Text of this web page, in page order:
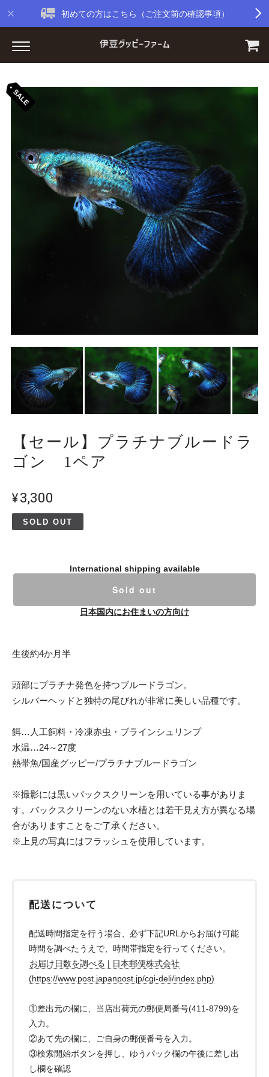
初めての方はこちら（ご注文前の確認事項）
【セール】プラチナブルードラ
ゴン 1ペア
¥3,300
SOLD OUT
International shipping available
Sold out
日本国内にお住まいの方向け
生後約4か月半
頭部にプラチナ発色を持つブルードラゴン。
シルバーヘッドと独特の尾びれが非常に美しい品種です。
餌…人工飼料・冷凍赤虫・ブラインシュリンプ
水温…24～27度
熱帯魚/国産グッピー/プラチナブルードラゴン
※撮影には黒いバックスクリーンを用いている事がありま
す。バックスクリーンのない水槽とは若干見え方が異なる場
合がありますことをご了承ください。
※上見の写真にはフラッシュを使用しています。
配送について
配送時間指定を行う場合、必ず下記URLからお届け可能
時間を調べたうえで、時間帯指定を行ってください。
お届け日数を調べる | 日本郵便株式会社
(https://www.post.japanpost.jp/cgi-deli/index.php)
①差出元の欄に、当店出荷元の郵便局番号(411-8799)を
入力。
②あて先の欄に、ご自身の郵便番号を入力。
③検索開始ボタンを押し、ゆうパック欄の午後に差し出
し欄を確認